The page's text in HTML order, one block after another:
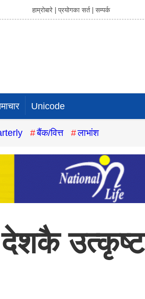
हाम्रोबारे | प्रयोगका सर्त | सम्पर्क
Unicode
बैंक/वित्त लाभांश
देशकै उत्कृष्ट